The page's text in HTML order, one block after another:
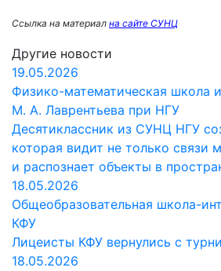
Ссылка на материал на сайте СУНЦ
Другие новости
19.05.2026
Физико-математическая школа
М. А. Лаврентьева при НГУ
Десятиклассник из СУНЦ НГУ
которая видит не только связи
и распознает объекты в
18.05.2026
Общеобразовательная школа-
КФУ
Лицеисты КФУ вернулись с
18.05.2026